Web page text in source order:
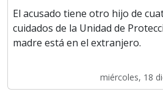
El acusado tiene otro hijo de
cuidados de la Unidad de
madre está en el extranjero.
miércoles, 18